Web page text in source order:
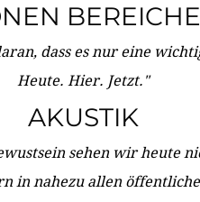
BEREICHE
dass es nur eine
Heute. Hier. Jetzt."
AKUSTIK
sehen wir heute
in nahezu allen